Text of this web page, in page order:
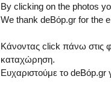
By clicking on the photos
We thank deBόp.gr for the
Κάνοντας click πάνω στις
καταχώρηση.
Ευχαριστούμε το deBόp.gr